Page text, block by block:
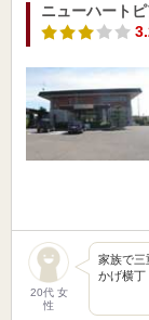
ニューハート
20代 女
性
家族で三
かげ横丁